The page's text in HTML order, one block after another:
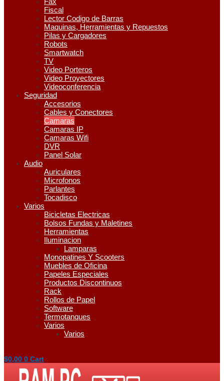
Fiscal
Lector Codigo de Barras
Maquinas, Herramientas y Repuestos
Pilas y Cargadores
Robots
Smartwatch
TV
Video Porteros
Video Proyectores
Videoconferencia
Seguridad
Accesorios
Cables y Conectores
Camaras
Camaras IP
Camaras Wifi
DVR
Panel Solar
Audio
Auriculares
Microfonos
Parlantes
Tocadisco
Varios
Bicicletas Electricas
Bolsos Fundas y Maletines
Herramientas
Iluminacion
Lamparas
Monopatines Y Scooters
Muebles de Oficina
Papeles Especiales
Productos Discontinuos
Rack
Rollos de Papel
Software
Termotanques
Varios
Varios
$0,00 0 Cart